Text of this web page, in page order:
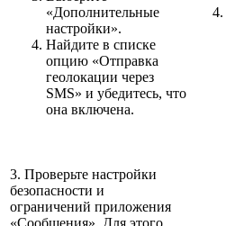
«Дополнительные
настройки».
Найдите в списке
опцию «Отправка
геолокации через
SMS» и убедитесь, что
она включена.
3. Проверьте настройки
безопасности и
ограничений приложения
«Сообщения». Для этого